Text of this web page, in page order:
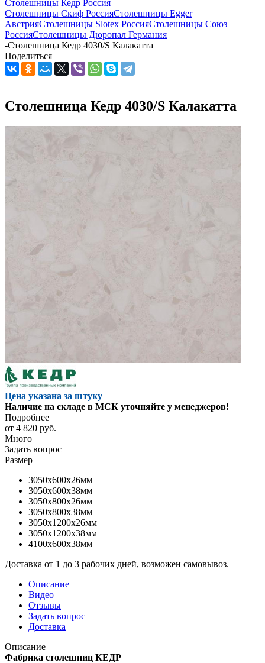
Столешницы Кедр Россия
Столешницы Скиф РоссияСтолешницы Egger
АвстрияСтолешницы Slotex РоссияСтолешницы Союз
РоссияСтолешницы Дюропал Германия
-Столешница Кедр 4030/S Калакатта
Поделиться
Столешница Кедр 4030/S Калакатта
Цена указана за штуку
Наличие на складе в МСК уточняйте у менеджеров!
Подробнее
от 4 820 руб.
Много
Задать вопрос
Размер
3050x600x26мм
3050x600x38мм
3050x800x26мм
3050x800x38мм
3050x1200x26мм
3050x1200x38мм
4100x600x38мм
Доставка от 1 до 3 рабочих дней, возможен самовывоз.
Описание
Видео
Отзывы
Задать вопрос
Доставка
Описание
Фабрика столешниц КЕДР